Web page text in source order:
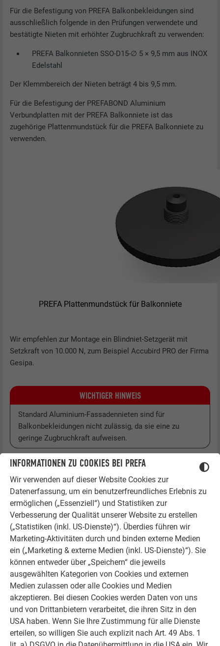
INFORMATIONEN ZU COOKIES BEI PREFA
Wir verwenden auf dieser Website Cookies zur
Datenerfassung, um ein benutzerfreundliches Erlebnis zu
ermöglichen („Essenziell“) und Statistiken zur
Verbesserung der Qualität unserer Website zu erstellen
(„Statistiken (inkl. US-Dienste)“). Überdies führen wir
Marketing-Aktivitäten durch und binden externe Medien
ein („Marketing & externe Medien (inkl. US-Dienste)“). Sie
können entweder über „Speichern“ die jeweils
ausgewählten Kategorien von Cookies und externen
Medien zulassen oder alle Cookies und Medien
akzeptieren. Bei diesen Cookies werden Daten von uns
und von Drittanbietern verarbeitet, die ihren Sitz in den
USA haben. Wenn Sie Ihre Zustimmung für alle Dienste
erteilen, so willigen Sie auch explizit nach Art. 49 Abs. 1
Für die Befestigung von PREFA Balkonbekleidungen sind
ausschließlich folgende in den Prüfungen verwendete und
bestätigte Nieten mit erhöhter Zugbruchkraft zu verwenden:
PREFA Balkonnieten SSO-D15-∅ 5 × 9,5 mm aus INOX
Edelstahl
Der Klemmbereich der Nieten beträgt 4 bis 9,5 mm.
Für die Befestigung der PREFABOND Aluminium
Verbundplatten mit der PREFA Balkonniete ist das
zugehörige Plattenmundstück für die PREFA Balkonniete zu
verwenden.
PREFA Plattenmundstück für Balkonniete
Wir empfehlen zur Montage ein Blindniet-Setzgerät mit
Setzkraft von 10.000 N, zum Beispiel Accubird PRO der Firma
Gesipa.
WICHTIGER HINWEIS
Standard Aluminium-Fassadennieten sind für
Balkonbekleidungen nicht zulässig, da sie eine zu
geringe Zugbruchkraft aufweisen.